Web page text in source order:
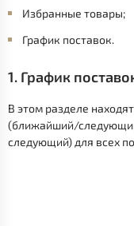
Избранные товары;
График поставок.
1. График
В этом разделе
(ближайший/
следующий) для всех